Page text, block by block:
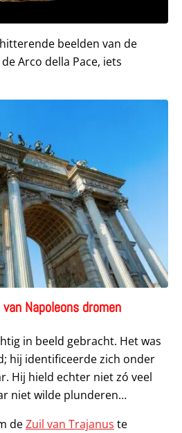
beelden van de
Arco della Pace, iets
Napoleons dromen
in beeld gebracht. Het was
hij identificeerde zich onder
Hij hield echter niet zó veel
niet wilde plunderen…
deZuil van Trajanus te